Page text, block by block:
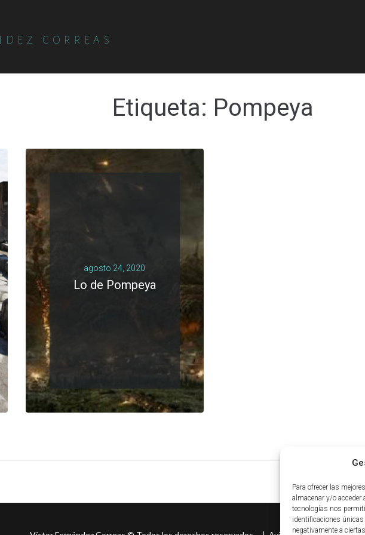
Para ofrecer las
almacenar y/o
tecnologías nos
identificaciones
negativamente a
CORREAS
Etiqueta: Pompeya
agosto 24, 2020
Lo de Pompeya